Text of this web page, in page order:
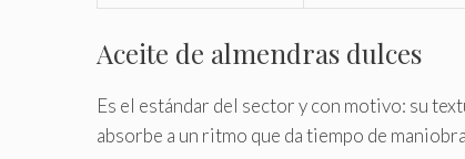
Aceite de almendras dulces
Es el estándar del sector y con motivo: su
absorbe a un ritmo que da tiempo de